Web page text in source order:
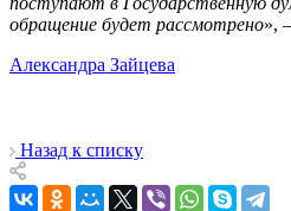
обращение будет рассмотрено»,
Александра Зайцева
Назад к списку